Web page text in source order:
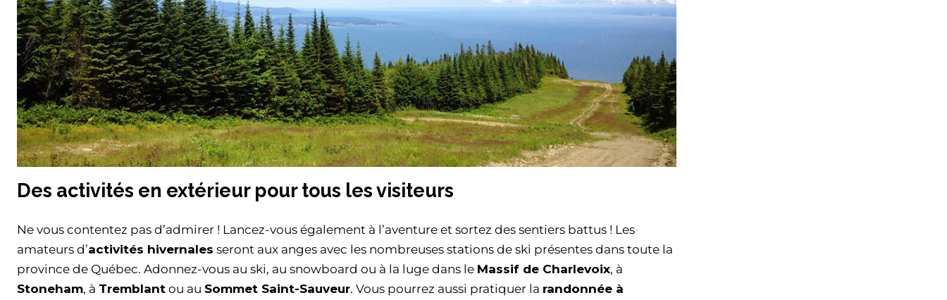
Des activités en extérieur pour tous les visiteurs
Ne vous contentez pas d’admirer ! Lancez-vous également à l’aventure et sortez des sentiers battus ! Les
amateurs d’activités hivernales seront aux anges avec les nombreuses stations de ski présentes dans toute la
province de Québec. Adonnez-vous au ski, au snowboard ou à la luge dans le Massif de Charlevoix, à
Stoneham, à Tremblant ou au Sommet Saint-Sauveur. Vous pourrez aussi pratiquer la randonnée à